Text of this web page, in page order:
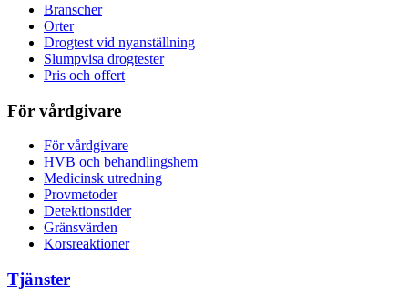
Branscher
Orter
Drogtest vid nyanställning
Slumpvisa drogtester
Pris och offert
För vårdgivare
För vårdgivare
HVB och behandlingshem
Medicinsk utredning
Provmetoder
Detektionstider
Gränsvärden
Korsreaktioner
Tjänster